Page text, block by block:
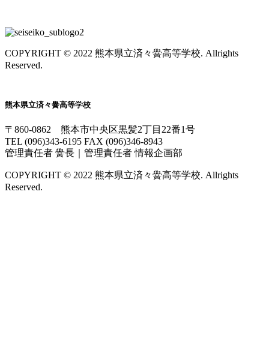
COPYRIGHT © 2022 熊本県立済々黌高等学校. Allrights
Reserved.
熊本県立済々黌高等学校
〒860-0862 熊本市中央区黒髪2丁目22番1号
TEL (096)343-6195 FAX (096)346-8943
管理責任者 黌長｜管理責任者 情報企画部
COPYRIGHT © 2022 熊本県立済々黌高等学校. Allrights
Reserved.